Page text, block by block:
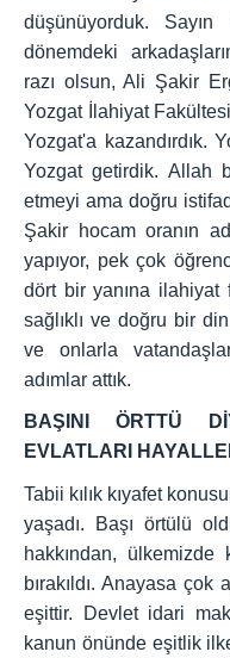
düşünüyorduk.
dönemdeki
razı olsun, Ali Şakir
Yozgat İlahiyat
Yozgat'a kazandırdık.
Yozgat getirdik. Allah
etmeyi ama doğru
Şakir hocam oranın
yapıyor, pek çok
dört bir yanına ilahiyat
sağlıklı ve doğru bir
ve onlarla
adımlar attık.
BAŞINI ÖRTTÜ
EVLATLARI
Tabii kılık kıyafet
yaşadı. Başı örtülü
hakkından, ülkemizde
bırakıldı. Anayasa
eşittir. Devlet idari
kanun önünde eşitlik